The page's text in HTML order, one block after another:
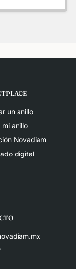
un anillo
mi anillo
Novadiam
digital